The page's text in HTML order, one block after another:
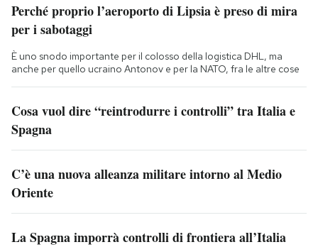
Perché proprio l’aeroporto di Lipsia è preso di mira
per i sabotaggi
È uno snodo importante per il colosso della logistica DHL, ma
anche per quello ucraino Antonov e per la NATO, fra le altre cose
Cosa vuol dire “reintrodurre i controlli” tra Italia e
Spagna
C’è una nuova alleanza militare intorno al Medio
Oriente
La Spagna imporrà controlli di frontiera all’Italia